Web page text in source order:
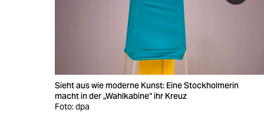
Sieht aus wie moderne Kunst: Eine Stockholmerin
macht in der „Wahlkabine“ ihr Kreuz
Foto: dpa